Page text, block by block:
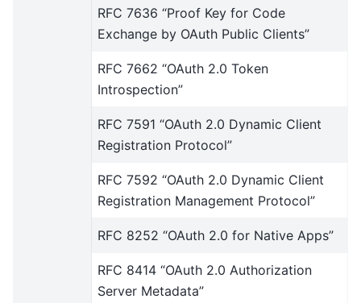
RFC 7636 “Proof Key for Code
Exchange by OAuth Public Clients”
RFC 7662 “OAuth 2.0 Token
Introspection”
RFC 7591 “OAuth 2.0 Dynamic Client
Registration Protocol”
RFC 7592 “OAuth 2.0 Dynamic Client
Registration Management Protocol”
RFC 8252 “OAuth 2.0 for Native Apps”
RFC 8414 “OAuth 2.0 Authorization
Server Metadata”